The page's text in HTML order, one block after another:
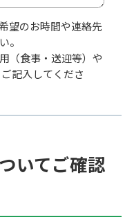
望のお時間や連絡先
。
（食事・送迎等）や
記入してくださ
いてご確認